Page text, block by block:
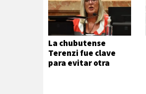
La chubutense
Terenzi fue clave
para evitar otra